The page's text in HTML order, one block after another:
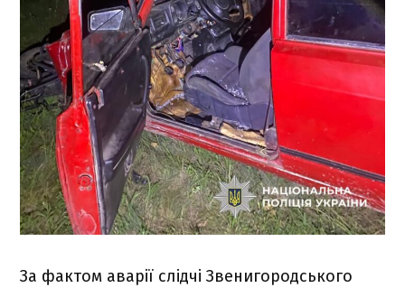
За фактом аварії слідчі Звенигородського